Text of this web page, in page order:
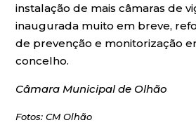
instalação de mais câmaras de
inaugurada muito em breve,
de prevenção e monitorização
concelho.
Câmara Municipal de Olhão
Fotos: CM Olhão